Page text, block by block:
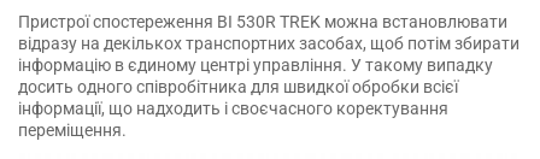
Пристрої спостереження BI 530R TREK можна встановлювати
відразу на декількох транспортних засобах, щоб потім збирати
інформацію в єдиному центрі управління. У такому випадку
досить одного співробітника для швидкої обробки всієї
інформації, що надходить і своєчасного коректування
переміщення.